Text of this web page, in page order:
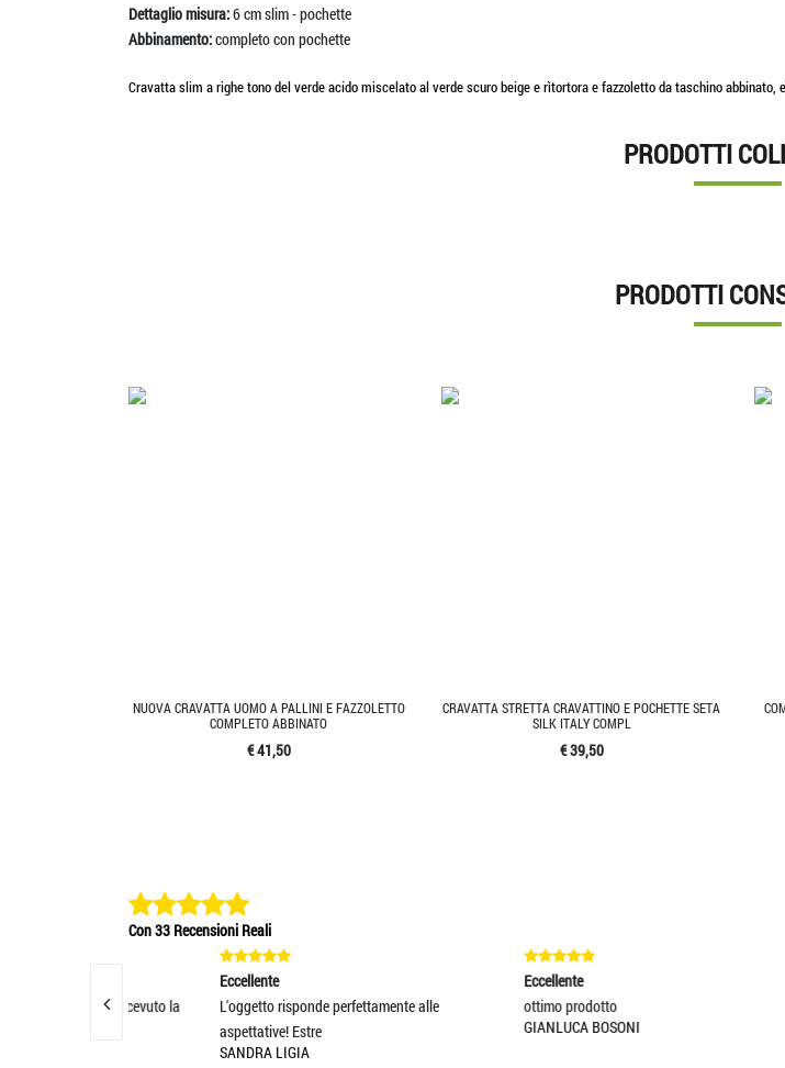
Dettaglio misura:6 cm slim - pochette
Abbinamento:completo con pochette
Cravatta slim a righe tono del verde acido miscelato al verde scuro beige e rìtortora e fazzoletto da taschino
PRODOTTI
PRODOTTI
NUOVA CRAVATTA UOMO A PALLINI E FAZZOLETTO
COMPLETO ABBINATO
€ 41,50
CRAVATTA STRETTA CRAVATTINO E POCHETTE SETA
SILK ITALY COMPL
€ 39,50
Con 33 Recensioni Reali
Ho ricevuto la
L'oggetto risponde perfettamente alle
aspettative! Estre
SANDRA LIGIA
ottimo prodotto
GIANLUCA BOSONI